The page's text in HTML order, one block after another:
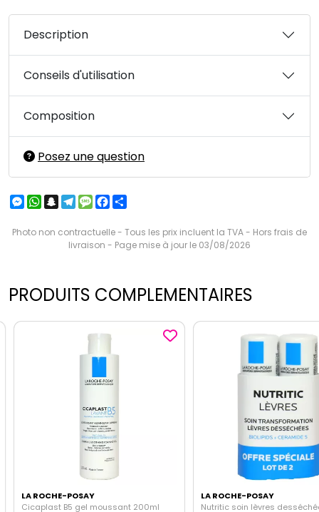
Description
Conseils d'utilisation
Composition
Posez une question
Messenger
WhatsApp
Snapchat
Telegram
MessageFacebook
Photo non contractuelle - Tous les prix incluent la TVA - Hors frais de
livraison - Page mise à jour le 03/08/2026
PRODUITS COMPLEMENTAIRES
LA ROCHE-POSAY
Cicaplast B5 gel moussant 200ml
LA ROCHE-POSAY
Nutritic soin lèvres